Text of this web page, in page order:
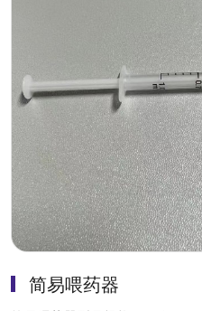
简易喂药器